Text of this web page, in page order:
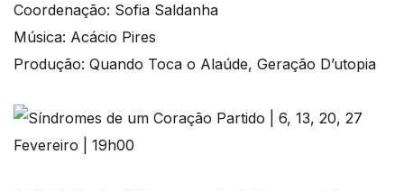
Coordenação: Sofia Saldanha
Música: Acácio Pires
Produção: Quando Toca o Alaúde, Geração D’utopia